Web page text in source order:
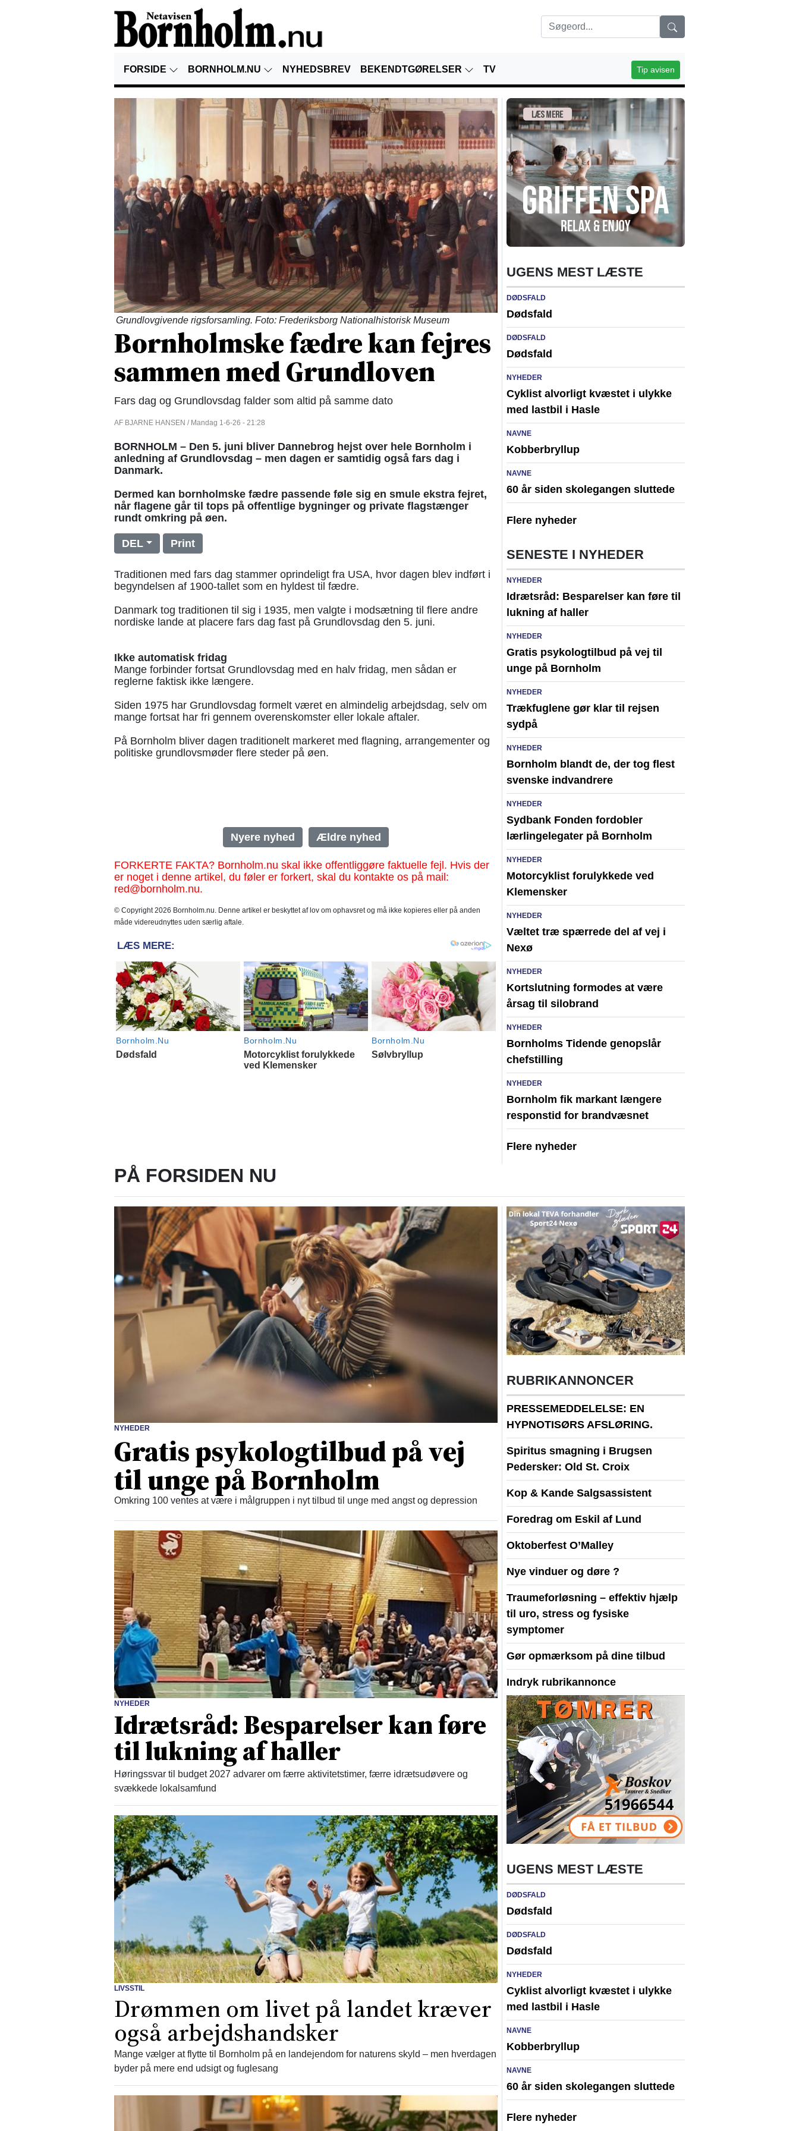
FORSIDE BORNHOLM.NU NYHEDSBREV BEKENDTGØRELSER TV Tip avisen
Grundlovgivende rigsforsamling. Foto: Frederiksborg Nationalhistorisk Museum
Bornholmske fædre kan fejres
sammen med Grundloven
Fars dag og Grundlovsdag falder som altid på samme dato
AF BJARNE HANSEN / Mandag 1-6-26 - 21:28
BORNHOLM – Den 5. juni bliver Dannebrog hejst over hele Bornholm i
anledning af Grundlovsdag – men dagen er samtidig også fars dag i
Danmark.
Dermed kan bornholmske fædre passende føle sig en smule ekstra fejret,
når flagene går til tops på offentlige bygninger og private flagstænger
rundt omkring på øen.
DEL Print
Traditionen med fars dag stammer oprindeligt fra USA, hvor dagen blev indført i
begyndelsen af 1900-tallet som en hyldest til fædre.
Danmark tog traditionen til sig i 1935, men valgte i modsætning til flere andre
nordiske lande at placere fars dag fast på Grundlovsdag den 5. juni.
Ikke automatisk fridag
Mange forbinder fortsat Grundlovsdag med en halv fridag, men sådan er
reglerne faktisk ikke længere.
Siden 1975 har Grundlovsdag formelt været en almindelig arbejdsdag, selv om
mange fortsat har fri gennem overenskomster eller lokale aftaler.
På Bornholm bliver dagen traditionelt markeret med flagning, arrangementer og
politiske grundlovsmøder flere steder på øen.
Nyere nyhed Ældre nyhed
FORKERTE FAKTA? Bornholm.nu skal ikke offentliggøre faktuelle fejl. Hvis der
er noget i denne artikel, du føler er forkert, skal du kontakte os på mail:
red@bornholm.nu.
© Copyright 2026 Bornholm.nu. Denne artikel er beskyttet af lov om ophavsret og må ikke kopieres eller på anden
måde videreudnyttes uden særlig aftale.
UGENS MEST LÆSTE
DØDSFALD
Dødsfald
DØDSFALD
Dødsfald
NYHEDER
Cyklist alvorligt kvæstet i ulykke
med lastbil i Hasle
NAVNE
Kobberbryllup
NAVNE
60 år siden skolegangen sluttede
Flere nyheder
SENESTE I NYHEDER
NYHEDER
Idrætsråd: Besparelser kan føre til
lukning af haller
NYHEDER
Gratis psykologtilbud på vej til
unge på Bornholm
NYHEDER
Trækfuglene gør klar til rejsen
sydpå
NYHEDER
Bornholm blandt de, der tog flest
svenske indvandrere
NYHEDER
Sydbank Fonden fordobler
lærlingelegater på Bornholm
NYHEDER
Motorcyklist forulykkede ved
Klemensker
NYHEDER
Væltet træ spærrede del af vej i
Nexø
NYHEDER
Kortslutning formodes at være
årsag til silobrand
NYHEDER
Bornholms Tidende genopslår
chefstilling
NYHEDER
Bornholm fik markant længere
responstid for brandvæsnet
Flere nyheder
PÅ FORSIDEN NU
NYHEDER
Gratis psykologtilbud på vej
til unge på Bornholm
Omkring 100 ventes at være i målgruppen i nyt tilbud til unge med angst og depression
NYHEDER
Idrætsråd: Besparelser kan føre
til lukning af haller
Høringssvar til budget 2027 advarer om færre aktivitetstimer, færre idrætsudøvere og
svækkede lokalsamfund
LIVSSTIL
Drømmen om livet på landet kræver
også arbejdshandsker
Mange vælger at flytte til Bornholm på en landejendom for naturens skyld – men hverdagen
byder på mere end udsigt og fuglesang
RUBRIKANNONCER
PRESSEMEDDELELSE: EN
HYPNOTISØRS AFSLØRING.
Spiritus smagning i Brugsen
Pedersker: Old St. Croix
Kop & Kande Salgsassistent
Foredrag om Eskil af Lund
Oktoberfest O’Malley
Nye vinduer og døre ?
Traumeforløsning – effektiv hjælp
til uro, stress og fysiske
symptomer
Gør opmærksom på dine tilbud
Indryk rubrikannonce
UGENS MEST LÆSTE
DØDSFALD
Dødsfald
DØDSFALD
Dødsfald
NYHEDER
Cyklist alvorligt kvæstet i ulykke
med lastbil i Hasle
NAVNE
Kobberbryllup
NAVNE
60 år siden skolegangen sluttede
Flere nyheder